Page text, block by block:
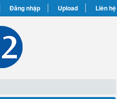
Đăng nhập Upload Liên hệ